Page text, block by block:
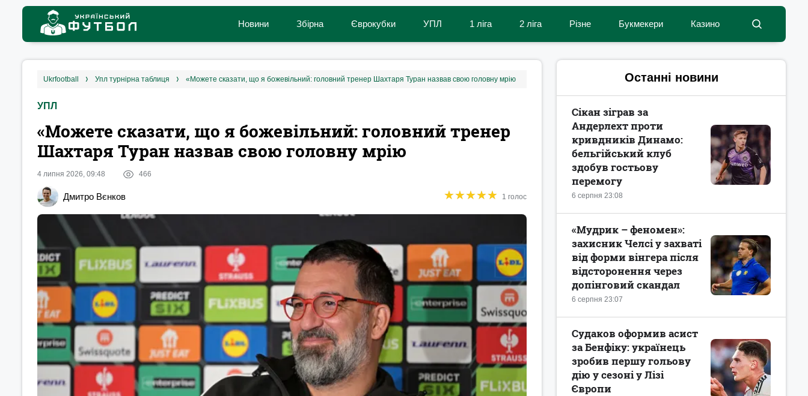
Новини Збірна Єврокубки УПЛ 1 ліга 2 ліга Різне Букмекери Казино
ukrfootball упл турнірна таблиця «Можете сказати, що я божевільний: головний тренер Шахтаря Туран назвав свою головну мрію
УПЛ
«Можете сказати, що я божевільний: головний тренер
Шахтаря Туран назвав свою головну мрію
4 липня 2026, 09:48 466
Дмитро Вєнков ★★★★★
★★★★★ 1 голос
Останні новини
6 серпня 23:08
Сікан зіграв за
Андерлехт проти
кривдників Динамо:
бельгійський клуб
здобув гостьову
перемогу
6 серпня 23:07
«Мудрик – феномен»:
захисник Челсі у захваті
від форми вінгера після
відсторонення через
допінговий скандал
Судаков оформив асист
за Бенфіку: українець
зробив першу гольову
дію у сезоні у Лізі
Європи